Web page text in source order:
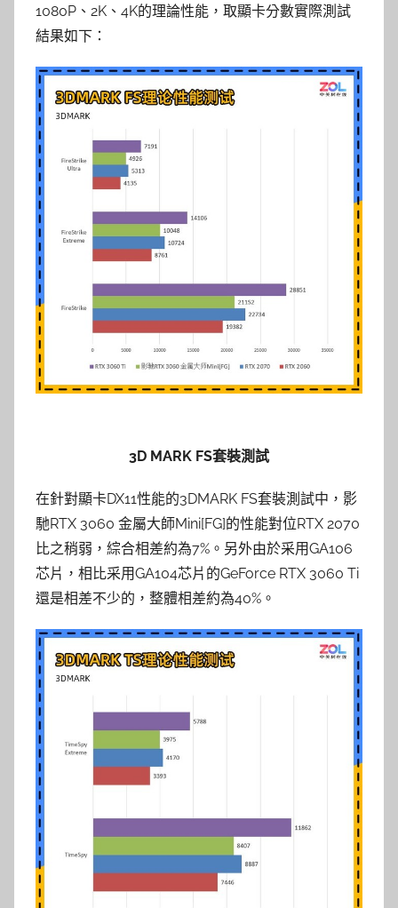
1080P、2K、4K的理論性能，取顯卡分數實際測試
結果如下：
3D MARK FS套裝測試
在針對顯卡DX11性能的3DMARK FS套裝測試中，影
馳RTX 3060 金屬大師Mini[FG]的性能對位RTX 2070
比之稍弱，綜合相差約為7%。另外由於采用GA106
芯片，相比采用GA104芯片的GeForce RTX 3060 Ti
還是相差不少的，整體相差約為40%。